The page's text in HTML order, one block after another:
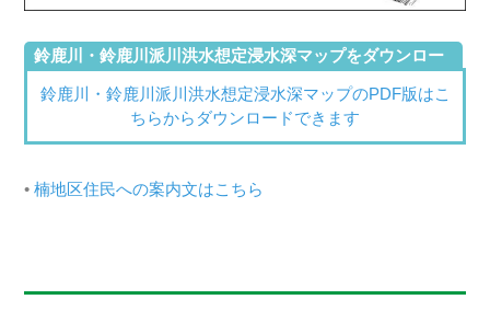
鈴鹿川・鈴鹿川派川洪水想定浸水深マップをダウンロー
ド
鈴鹿川・鈴鹿川派川洪水想定浸水深マップのPDF版はこ
ちらからダウンロードできます
楠地区住民への案内文はこちら